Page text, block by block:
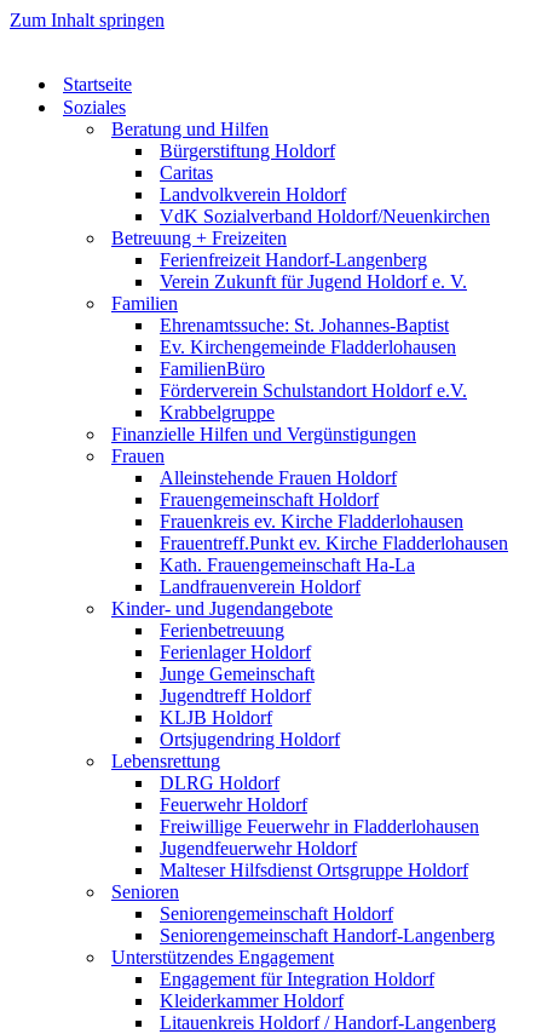
Zum Inhalt springen
Startseite
Soziales
Beratung und Hilfen
Bürgerstiftung Holdorf
Caritas
Landvolkverein Holdorf
VdK Sozialverband Holdorf/Neuenkirchen
Betreuung + Freizeiten
Ferienfreizeit Handorf-Langenberg
Verein Zukunft für Jugend Holdorf e. V.
Familien
Ehrenamtssuche: St. Johannes-Baptist
Ev. Kirchengemeinde Fladderlohausen
FamilienBüro
Förderverein Schulstandort Holdorf e.V.
Krabbelgruppe
Finanzielle Hilfen und Vergünstigungen
Frauen
Alleinstehende Frauen Holdorf
Frauengemeinschaft Holdorf
Frauenkreis ev. Kirche Fladderlohausen
Frauentreff.Punkt ev. Kirche Fladderlohausen
Kath. Frauengemeinschaft Ha-La
Landfrauenverein Holdorf
Kinder- und Jugendangebote
Ferienbetreuung
Ferienlager Holdorf
Junge Gemeinschaft
Jugendtreff Holdorf
KLJB Holdorf
Ortsjugendring Holdorf
Lebensrettung
DLRG Holdorf
Feuerwehr Holdorf
Freiwillige Feuerwehr in Fladderlohausen
Jugendfeuerwehr Holdorf
Malteser Hilfsdienst Ortsgruppe Holdorf
Senioren
Seniorengemeinschaft Holdorf
Seniorengemeinschaft Handorf-Langenberg
Unterstützendes Engagement
Engagement für Integration Holdorf
Kleiderkammer Holdorf
Litauenkreis Holdorf / Handorf-Langenberg